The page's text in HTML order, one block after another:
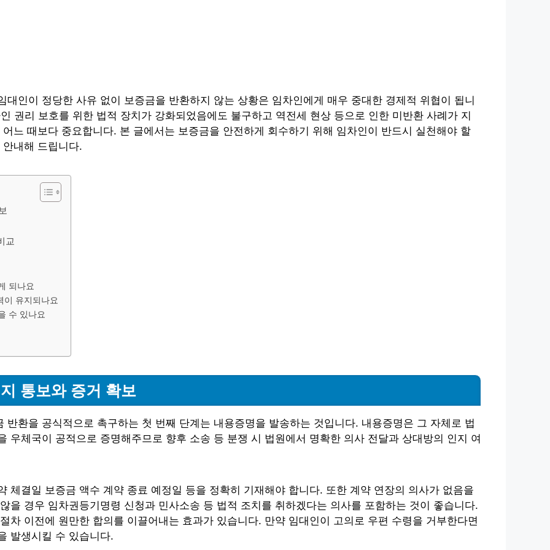
인이 정당한 사유 없이 보증금을 반환하지 않는 상황은 임차인에게 매우 중대한 경제적 위협이 됩니
권리 보호를 위한 법적 장치가 강화되었음에도 불구하고 역전세 현상 등으로 인한 미반환 사례가 지
느 때보다 중요합니다. 본 글에서는 보증금을 안전하게 회수하기 위해 임차인이 반드시 실천해야 할
내해 드립니다.
교
되나요
이 유지되나요
수 있나요
통보와 증거 확보
환을 공식적으로 촉구하는 첫 번째 단계는 내용증명을 발송하는 것입니다. 내용증명은 그 자체로 법
우체국이 공적으로 증명해주므로 향후 소송 등 분쟁 시 법원에서 명확한 의사 전달과 상대방의 인지 여
체결일 보증금 액수 계약 종료 예정일 등을 정확히 기재해야 합니다. 또한 계약 연장의 의사가 없음을
을 경우 임차권등기명령 신청과 민사소송 등 법적 조치를 취하겠다는 의사를 포함하는 것이 좋습니다.
차 이전에 원만한 합의를 이끌어내는 효과가 있습니다. 만약 임대인이 고의로 우편 수령을 거부한다면
발생시킬 수 있습니다.